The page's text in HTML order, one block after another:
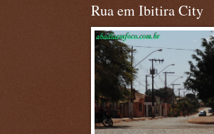
Rua em Ibitira City